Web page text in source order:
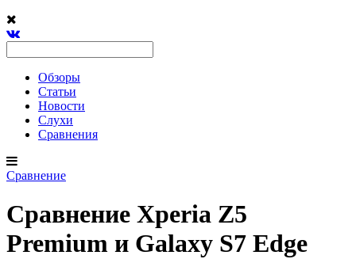
Обзоры
Статьи
Новости
Слухи
Сравнения
Сравнение
Сравнение Xperia Z5
Premium и Galaxy S7 Edge